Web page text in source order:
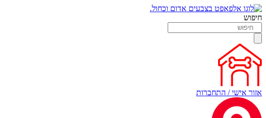
חיפוש
אזור אישי / התחברות